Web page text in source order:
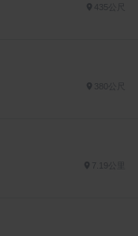
435公尺